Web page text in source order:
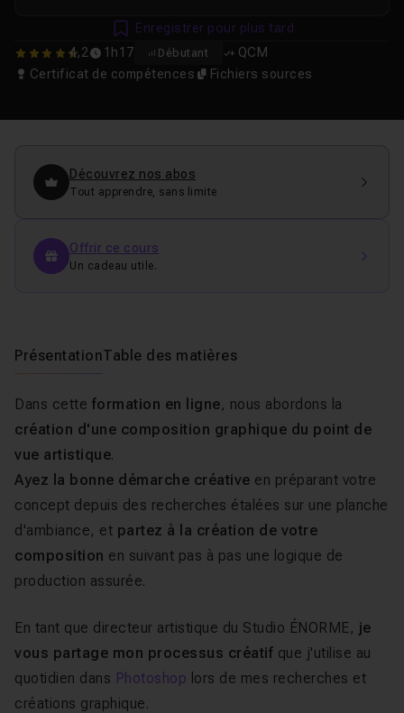
4.1538461538462
4,2 1h17 Débutant
QCM
Certificat de compétences
Fichiers sources
Enregistrer pour plus tard
Découvrez nos abos
Tout apprendre, sans limite
Offrir ce cours
Un cadeau utile.
PrésentationTable des matières
Dans cette formation en ligne, nous abordons la
création d'une composition graphique du point de
vue artistique.
Ayez la bonne démarche créative en préparant votre
concept depuis des recherches étalées sur une planche
d'ambiance, et partez à la création de votre
composition en suivant pas à pas une logique de
production assurée.
En tant que directeur artistique du Studio ÉNORME, je
vous partage mon processus créatif que j'utilise au
quotidien dans Photoshop lors de mes recherches et
créations graphique.